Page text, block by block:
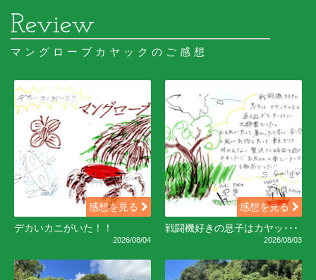
マングローブカヤックのご感想
感想を見る
デカいカニがいた！！
2026/08/04
感想を見る
戦闘機好きの息子はカヤッ･･･
2026/08/03